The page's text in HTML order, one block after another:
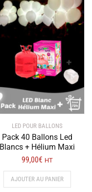
Les
options
peuvent
sur
la
page
du
produit
LED POUR BALLONS
Pack 40 Ballons Led
Blancs + Hélium Maxi
99,00€ HT
AJOUTER AU PANIER